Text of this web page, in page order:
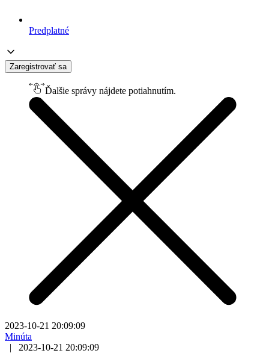
Predplatné
Zaregistrovať sa
Ďalšie správy nájdete potiahnutím.
2023-10-21 20:09:09
Minúta
|
2023-10-21 20:09:09